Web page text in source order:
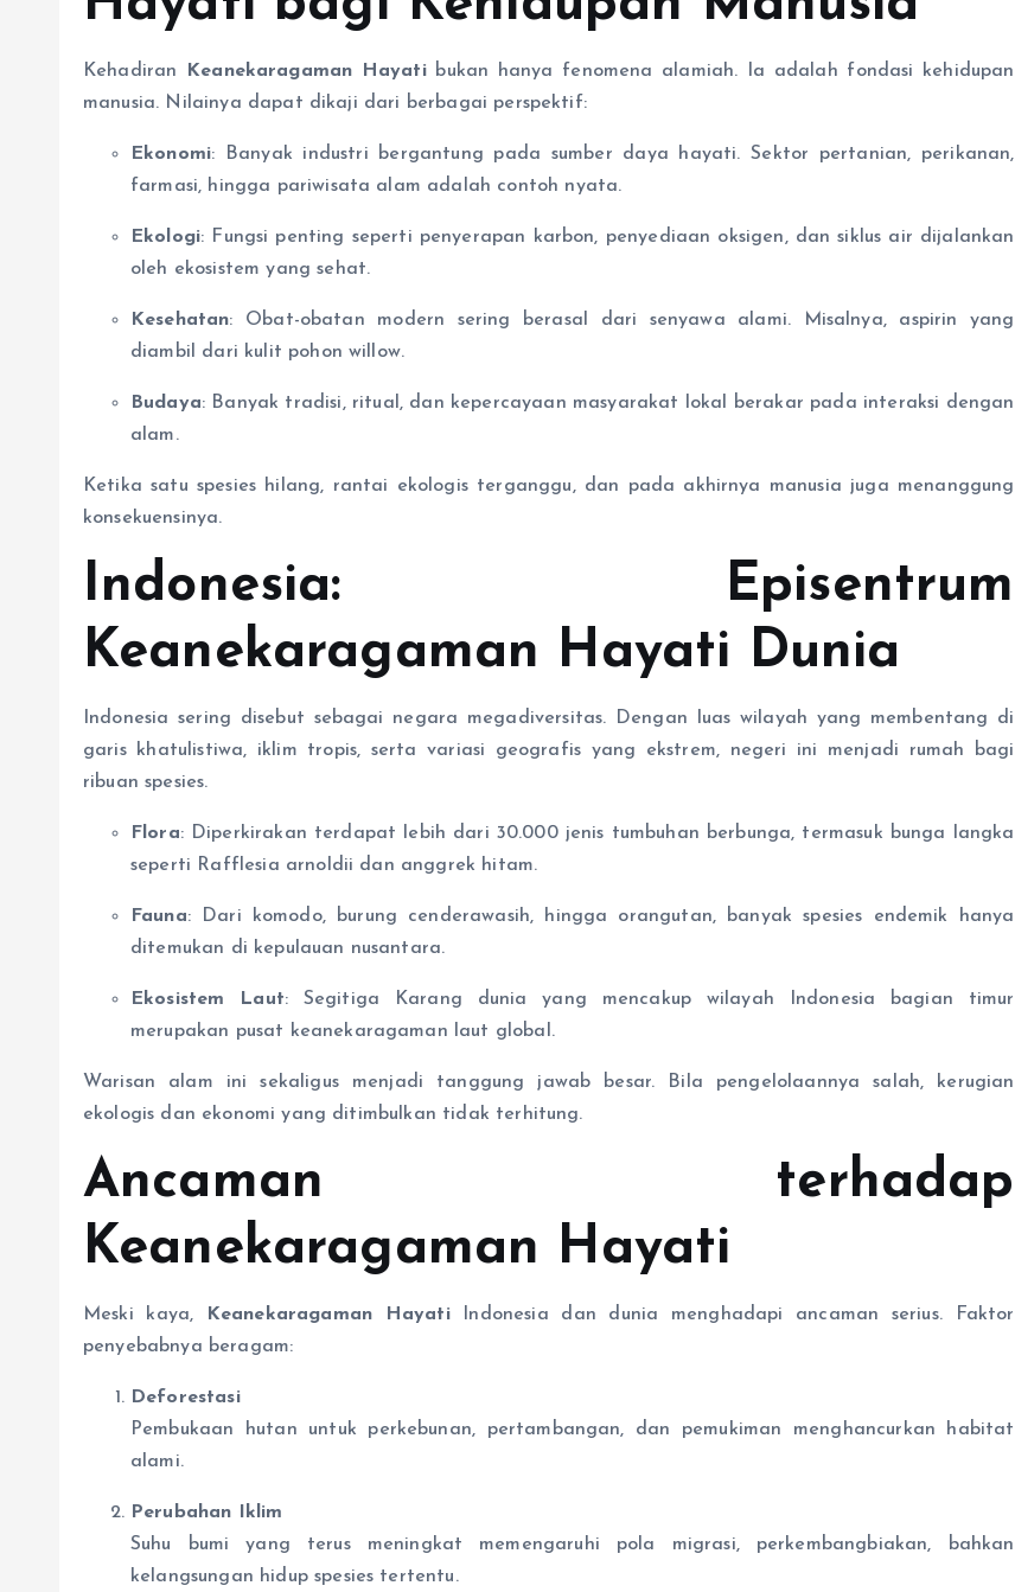
Kehadiran Keanekaragaman Hayatibukan hanya fenomena alamiah. Ia adalah fondasi kehidupan
manusia. Nilainya dapat dikaji dari berbagai perspektif:
Ekonomi: Banyak industri bergantung pada sumber daya hayati. Sektor pertanian, perikanan,
farmasi, hingga pariwisata alam adalah contoh nyata.
Ekologi: Fungsi penting seperti penyerapan karbon, penyediaan oksigen, dan siklus air dijalankan
oleh ekosistem yang sehat.
Kesehatan: Obat-obatan modern sering berasal dari senyawa alami. Misalnya, aspirin yang
diambil dari kulit pohon willow.
Budaya: Banyak tradisi, ritual, dan kepercayaan masyarakat lokal berakar pada interaksi dengan
alam.
Ketika satu spesies hilang, rantai ekologis terganggu, dan pada akhirnya manusia juga menanggung
konsekuensinya.
Indonesia: Episentrum
Keanekaragaman Hayati Dunia
Indonesia sering disebut sebagai negara megadiversitas. Dengan luas wilayah yang membentang di
garis khatulistiwa, iklim tropis, serta variasi geografis yang ekstrem, negeri ini menjadi rumah bagi
ribuan spesies.
Flora: Diperkirakan terdapat lebih dari 30.000 jenis tumbuhan berbunga, termasuk bunga langka
seperti Rafflesia arnoldii dan anggrek hitam.
Fauna: Dari komodo, burung cenderawasih, hingga orangutan, banyak spesies endemik hanya
ditemukan di kepulauan nusantara.
Ekosistem Laut: Segitiga Karang dunia yang mencakup wilayah Indonesia bagian timur
merupakan pusat keanekaragaman laut global.
Warisan alam ini sekaligus menjadi tanggung jawab besar. Bila pengelolaannya salah, kerugian
ekologis dan ekonomi yang ditimbulkan tidak terhitung.
Ancaman terhadap
Keanekaragaman Hayati
Meski kaya, Keanekaragaman HayatiIndonesia dan dunia menghadapi ancaman serius. Faktor
penyebabnya beragam:
Deforestasi
Pembukaan hutan untuk perkebunan, pertambangan, dan pemukiman menghancurkan habitat
alami.
Perubahan Iklim
Suhu bumi yang terus meningkat memengaruhi pola migrasi, perkembangbiakan, bahkan
kelangsungan hidup spesies tertentu.